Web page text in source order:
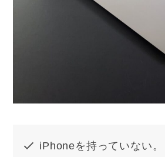
iPhoneを持っていない。